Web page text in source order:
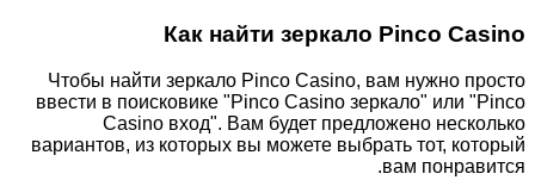
Как найти зеркало Pinco Casino
Чтобы найти зеркало Pinco Casino, вам нужно просто
ввести в поисковике "Pinco Casino зеркало" или "Pinco
Casino вход". Вам будет предложено несколько
вариантов, из которых вы можете выбрать тот, который
вам понравится.